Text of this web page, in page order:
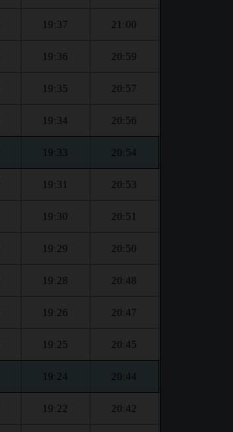
19:37 21:00
19:36 20:59
19:35 20:57
19:34 20:56
19:33 20:54
19:31 20:53
19:30 20:51
19:29 20:50
19:28 20:48
19:26 20:47
19:25 20:45
19:24 20:44
19:22 20:42